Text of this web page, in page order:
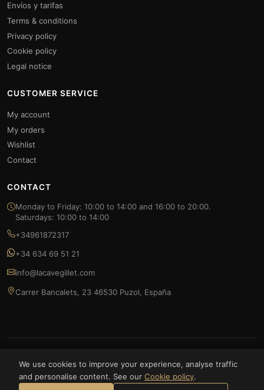
Envíos y tarifas
Terms & conditions
Privacy policy
Cookie policy
Legal notice
CUSTOMER SERVICE
My account
My orders
Wishlist
Contact
CONTACT
Monday to Friday: 10:00 to 14:00 and 16:00 to 20:00.
Saturdays: 10:00 to 14:00
+34961872317
+34 634 69 51 21
info@lacavegillet.com
Carrer Bancalets, 23 46530 Puzol, España
We use cookies to improve your experience, analyse traffic
and personalise content. See our Cookie policy.